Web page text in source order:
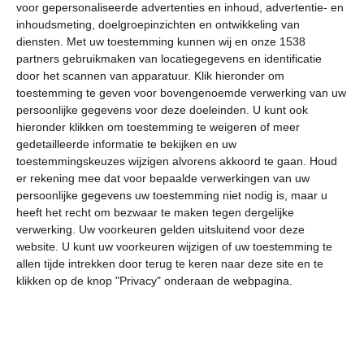
voor gepersonaliseerde advertenties en inhoud, advertentie- en
inhoudsmeting, doelgroepinzichten en ontwikkeling van
diensten.
Met uw toestemming kunnen wij en onze 1538
partners gebruikmaken van locatiegegevens en identificatie
door het scannen van apparatuur. Klik hieronder om
toestemming te geven voor bovengenoemde verwerking van uw
persoonlijke gegevens voor deze doeleinden. U kunt ook
hieronder klikken om toestemming te weigeren of meer
gedetailleerde informatie te bekijken en uw
toestemmingskeuzes wijzigen alvorens akkoord te gaan.
Houd
er rekening mee dat voor bepaalde verwerkingen van uw
persoonlijke gegevens uw toestemming niet nodig is, maar u
heeft het recht om bezwaar te maken tegen dergelijke
verwerking. Uw voorkeuren gelden uitsluitend voor deze
website. U kunt uw voorkeuren wijzigen of uw toestemming te
allen tijde intrekken door terug te keren naar deze site en te
klikken op de knop "Privacy" onderaan de webpagina.
De Algarve in het zuiden van Portugal
staat bekend om zijn gouden stranden,
prachtige kliffen en aangename
klimaat. Of je nu wilt genieten van
zonaanbidding aan de kust, een
sfeervol stadje wilt ontdekken of wilt
wandelen langs spectaculaire
rotsformaties, de Algarve combineert
natuur en ontspanning op een unieke
manier. Wil je jouw vakantie goed
geregeld hebben, inclusief vlucht en
verblijf in fijne accommodaties? Met
ANWB Reizen vind je complete